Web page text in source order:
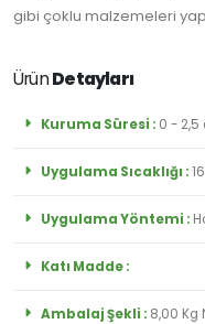
gibi çoklu malzemeleri
ÜrünDetayları
Kuruma Süresi : 0 - 2,5
Uygulama Sıcaklığı :
Uygulama Yöntemi :
Katı Madde :
Ambalaj Şekli : 8,00 Kg